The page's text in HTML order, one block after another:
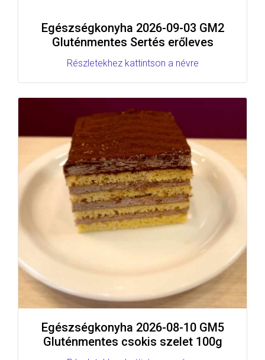
Egészségkonyha 2026-09-03 GM2
Gluténmentes Sertés erőleves
Részletekhez kattintson a névre
Egészségkonyha 2026-08-10 GM5
Gluténmentes csokis szelet 100g